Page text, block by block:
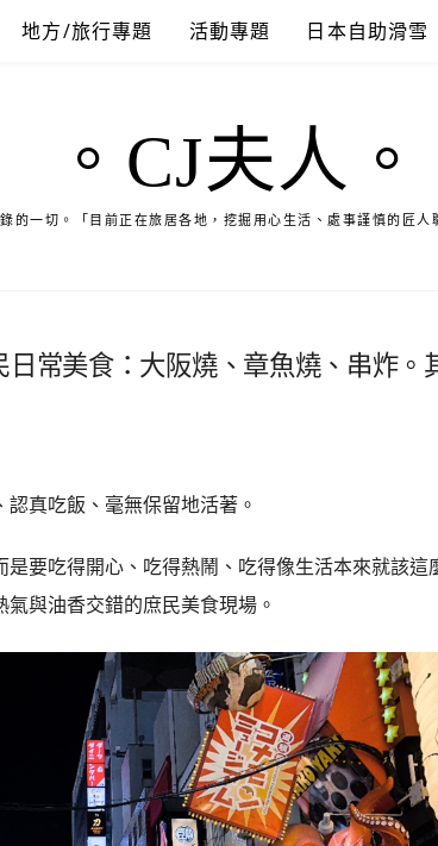
地方/旅行專題 活動專題 日本自助滑雪
。CJ夫人。
的一切。「目前正在旅居各地，挖掘用心生活、處事謹慎的匠人
常美食：大阪燒、章魚燒、串炸。
真吃飯、毫無保留地活著。
要吃得開心、吃得熱鬧、吃得像生活本來就該這
與油香交錯的庶民美食現場。